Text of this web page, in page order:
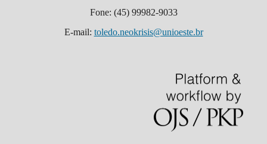
Fone: (45) 99982-9033
E-mail: toledo.neokrisis@unioeste.br